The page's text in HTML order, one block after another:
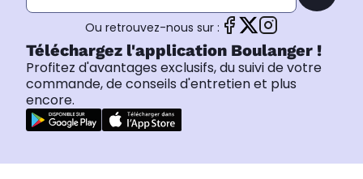
Ou retrouvez-nous sur :
Téléchargez l'application Boulanger !
Profitez d'avantages exclusifs, du suivi de votre
commande, de conseils d'entretien et plus
encore.